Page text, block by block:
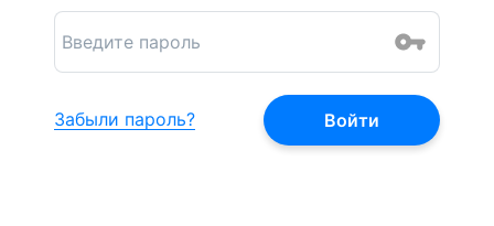
Забыли пароль?